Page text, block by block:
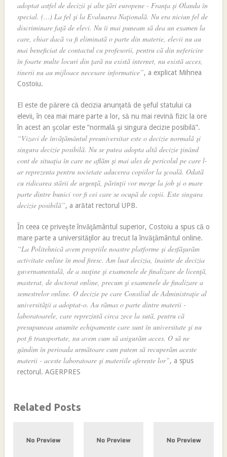
adoptat astfel de decizii şi alte ţări europene - Franţa şi Olanda în
special. (…) La fel şi la Evaluarea Naţională. Nu era niciun fel de
discriminare faţă de elevi. Nu îi mai puneam să dea un examen la
care, chiar dacă va fi eliminată o parte din materie, elevii nu au
mai beneficiat de contactul cu profesorii, pentru că din nefericire
în foarte multe locuri din ţară nu există internet, nu există acces,
tinerii nu au mijloace necesare informatice”, a explicat Mihnea
Costoiu.
El este de părere că decizia anunţată de şeful statului ca
elevii, în cea mai mare parte a lor, să nu mai revină fizic la ore
în acest an şcolar este “normală şi singura decizie posibilă”.
“Vizavi de învăţământul preuniversitar este o decizie normală şi
singura decizie posibilă. Nu se putea adopta altă decizie ţinând
cont de situaţia în care ne aflăm şi mai ales de pericolul pe care l-
ar reprezenta pentru societate aducerea copiilor la şcoală. Odată
cu ridicarea stării de urgenţă, părinţii vor merge la job şi o mare
parte dintre bunici vor fi cei care se ocupă de copii. Este singura
decizie posibilă”, a arătat rectorul UPB.
În ceea ce priveşte învăţământul superior, Costoiu a spus că o
mare parte a universităţilor au trecut la învăţământul online.
“La Politehnică avem propriile noastre platforme şi desfăşurăm
activitate online în mod firesc. Am luat decizia, înainte de decizia
guvernamentală, de a susţine şi examenele de finalizare de licenţă,
masterat, de doctorat online, precum şi examenele de finalizare a
semestrelor online. O decizie pe care Consiliul de Administraţie al
universităţii a adoptat-o. Au rămas o parte dintre materii -
laboratoarele, care reprezintă circa zece la sută, pentru că
presupuneau anumite echipamente care sunt în universitate şi nu
pot fi transportate, nu avem cum să asigurăm acces. O să ne
gândim în perioada următoare cum putem să recuperăm aceste
materii - aceste laboratoare şi materiile aferente lor”, a spus
rectorul. AGERPRES
Related Posts